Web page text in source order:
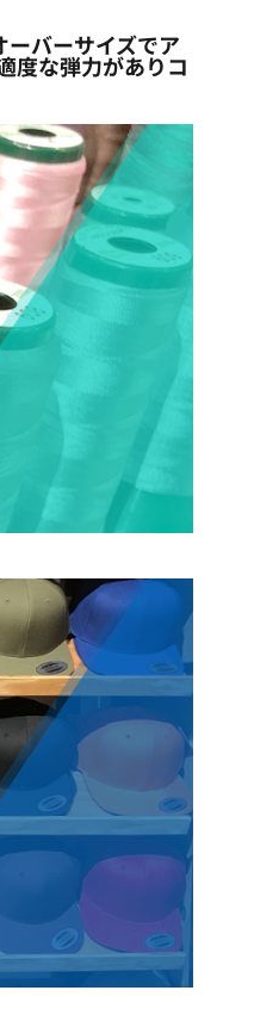
バーサイズでア
度な弾力がありコ